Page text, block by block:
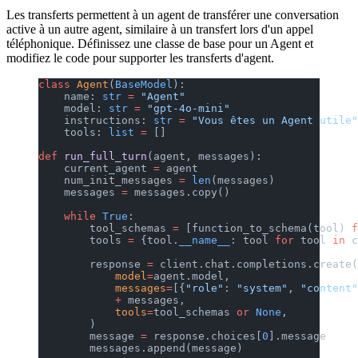
Les transferts permettent à un agent de transférer une conversation
active à un autre agent, similaire à un transfert lors d'un appel
téléphonique. Définissez une classe de base pour un Agent et
modifiez le code pour supporter les transferts d'agent.
class Agent ( BaseModel ):
    name:
str = "Agent"
    model:
str = "gpt-4o-mini"
    instructions:
str = "Vous êtes un Agent utile"
    tools:
list =
def run_full_turn (agent, messages):
    current_agent
= agent
    num_init_messages
= len (messages)
    messages
= messages.copy()
    while
True :
        tool_schemas
= [function_to_schema(tool)
        tools
= {tool. __name__ : tool for tool in
        response
= client.chat.completions.create(
            model
=agent.model,
            messages
= [{ "role" : "system" ,
"content"
            +
messages,
            tools
=tool_schemas or None ,
        )
        message
= response.choices[ 0 ].message
        messages.append(message)